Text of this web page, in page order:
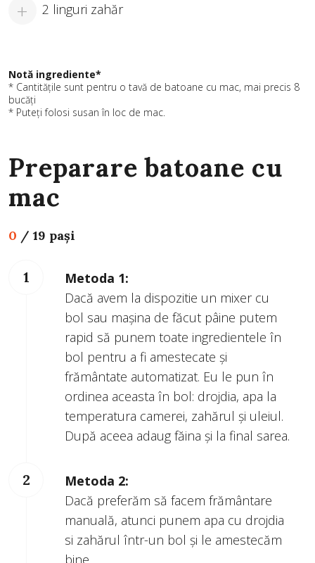
2 linguri zahăr
Notă ingrediente*
* Cantitățile sunt pentru o tavă de batoane cu mac, mai precis 8
bucăți
* Puteți folosi susan în loc de mac.
Preparare batoane cu
mac
0 / 19 pași
Metoda 1:
Dacă avem la dispozitie un mixer cu
bol sau mașina de făcut pâine putem
rapid să punem toate ingredientele în
bol pentru a fi amestecate și
frământate automatizat. Eu le pun în
ordinea aceasta în bol: drojdia, apa la
temperatura camerei, zahărul și uleiul.
După aceea adaug făina și la final sarea.
Metoda 2:
Dacă preferăm să facem frământare
manuală, atunci punem apa cu drojdia
si zahărul într-un bol și le amestecăm